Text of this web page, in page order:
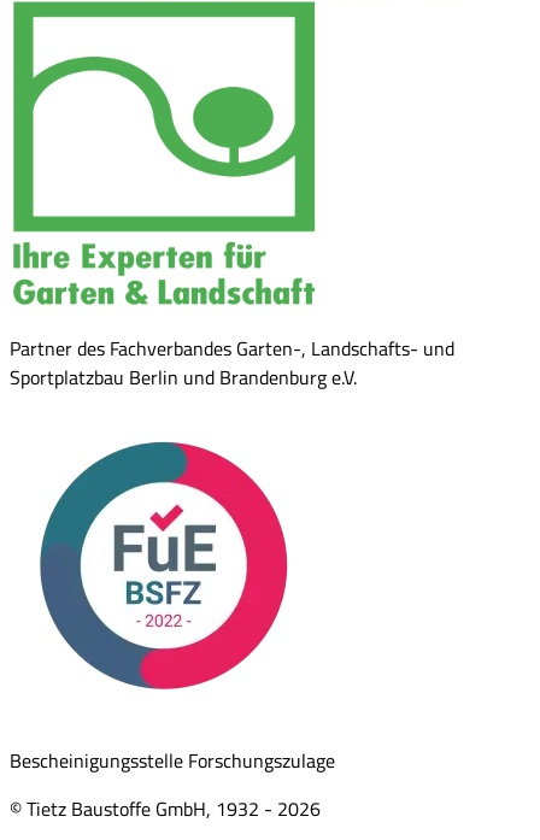
Partner des Fachverbandes Garten-, Landschafts- und
Sportplatzbau Berlin und Brandenburg e.V.
Bescheinigungsstelle Forschungszulage
© Tietz Baustoffe GmbH, 1932 - 2026